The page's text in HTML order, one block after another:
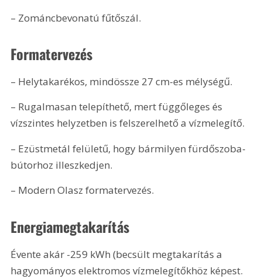
– Zománcbevonatú fűtőszál.
Formatervezés
– Helytakarékos, mindössze 27 cm-es mélységű.
– Rugalmasan telepíthető, mert függőleges és
vízszintes helyzetben is felszerelhető a vízmelegítő.
– Ezüstmetál felületű, hogy bármilyen fürdőszoba-
bútorhoz illeszkedjen.
– Modern Olasz formatervezés.
Energiamegtakarítás
Évente akár -259 kWh (becsült megtakarítás a
hagyományos elektromos vízmelegítőkhöz képest.